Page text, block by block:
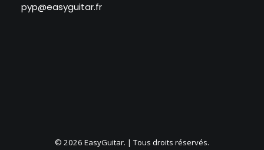
pyp@easyguitar.fr
© 2026 EasyGuitar. | Tous droits réservés.